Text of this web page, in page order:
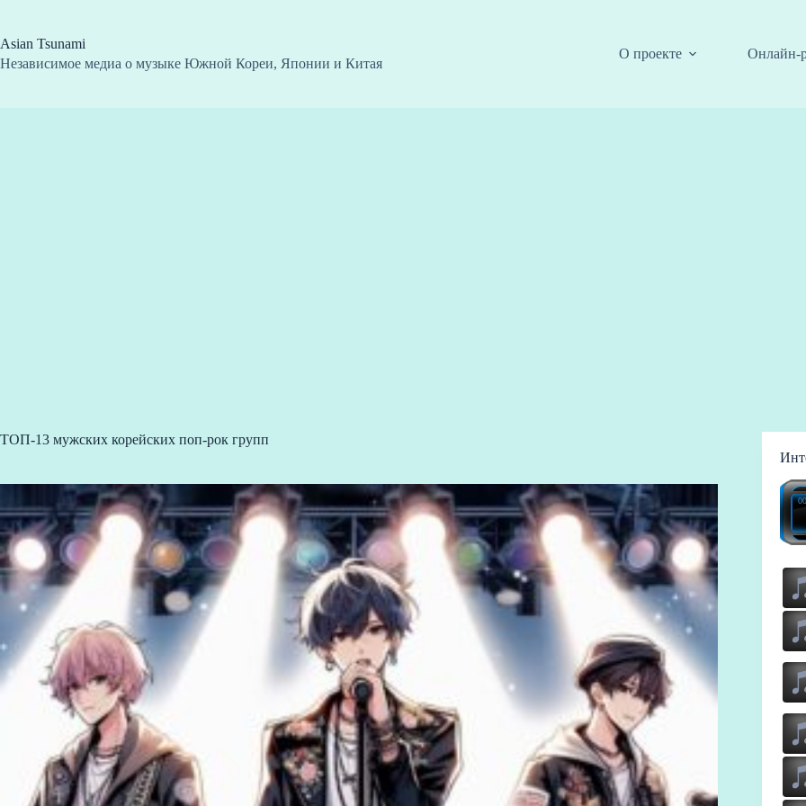
сути
Asian Tsunami
Независимое медиа о музыке Южной Кореи, Японии и Китая
О проекте Онлайн-
ТОП-13 мужских корейских поп-рок групп